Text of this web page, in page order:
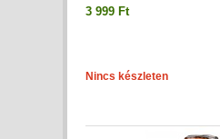
3 999 Ft
Nincs készleten